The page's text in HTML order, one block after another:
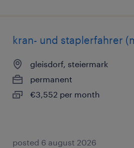
kran- und staplerfahrer
gleisdorf, steiermark
permanent
€3,552 per month
posted 6 august 2026